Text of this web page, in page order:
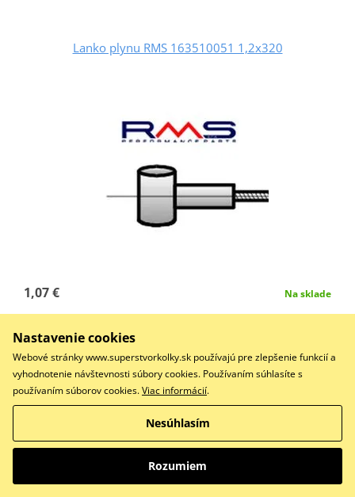
Lanko plynu RMS 163510051 1,2x320
1,07 € Na sklade
Do košíka
FILO ACCEL.APE MP D1,2 CM 320
Lanko plynu RMS 163510060
Nastavenie cookies
Webové stránky www.superstvorkolky.sk používajú pre zlepšenie funkcií a
vyhodnotenie návštevnosti súbory cookies. Používaním súhlasíte s
používaním súborov cookies.Viac informácií.
Nesúhlasím
Rozumiem